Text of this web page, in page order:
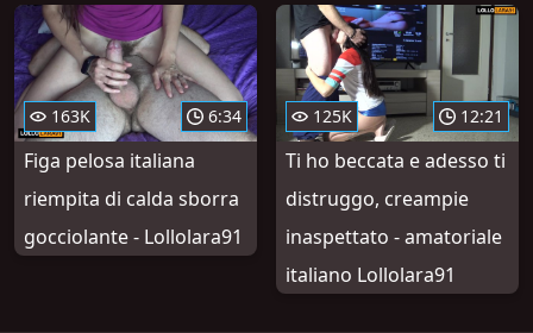
163K 6:34
Figa pelosa italiana
riempita di calda sborra
gocciolante - Lollolara91
125K 12:21
Ti ho beccata e adesso ti
distruggo, creampie
inaspettato - amatoriale
italiano Lollolara91